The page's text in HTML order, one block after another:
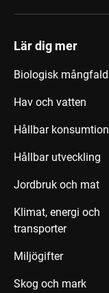
Lär dig mer
Biologisk mångfald
Hav och vatten
Hållbar konsumtion
Hållbar utveckling
Jordbruk och mat
Klimat, energi och
transporter
Miljögifter
Skog och mark